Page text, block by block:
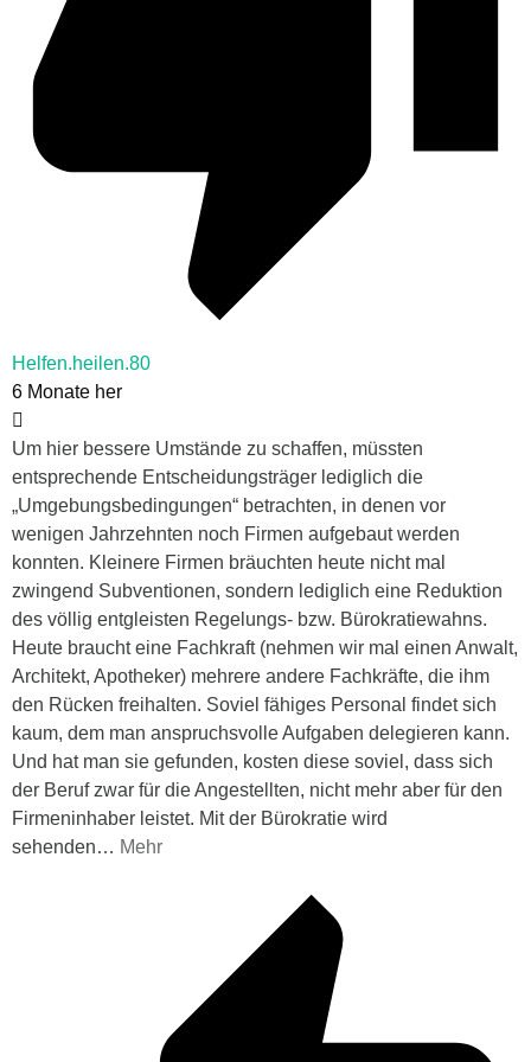
Helfen.heilen.80
6 Monate her
Um hier bessere Umstände zu schaffen, müssten
entsprechende Entscheidungsträger lediglich die
„Umgebungsbedingungen“ betrachten, in denen vor
wenigen Jahrzehnten noch Firmen aufgebaut werden
konnten. Kleinere Firmen bräuchten heute nicht mal
zwingend Subventionen, sondern lediglich eine Reduktion
des völlig entgleisten Regelungs- bzw. Bürokratiewahns.
Heute braucht eine Fachkraft (nehmen wir mal einen Anwalt,
Architekt, Apotheker) mehrere andere Fachkräfte, die ihm
den Rücken freihalten. Soviel fähiges Personal findet sich
kaum, dem man anspruchsvolle Aufgaben delegieren kann.
Und hat man sie gefunden, kosten diese soviel, dass sich
der Beruf zwar für die Angestellten, nicht mehr aber für den
Firmeninhaber leistet. Mit der Bürokratie wird
sehenden… Mehr